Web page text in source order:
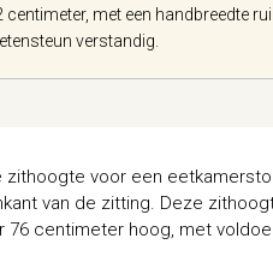
centimeter, met een handbreedte
verstandig.
zithoogte voor een
van de zitting. Deze
76 centimeter hoog, met